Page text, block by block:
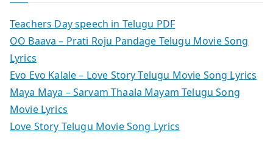
Teachers Day speech in Telugu PDF
OO Baava – Prati Roju Pandage Telugu Movie Song
Lyrics
Evo Evo Kalale – Love Story Telugu Movie Song Lyrics
Maya Maya – Sarvam Thaala Mayam Telugu Song
Movie Lyrics
Love Story Telugu Movie Song Lyrics